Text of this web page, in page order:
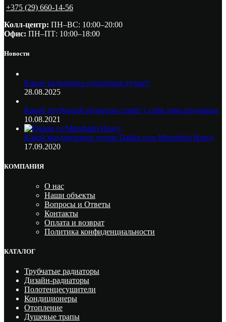
+375 (29) 660-14-56
Колл-центр: ПН–ВС: 10:00–20:00​
Офис: ПН–ПТ: 10:00–18:00
Новости
Какие радиаторы отопления лучше?
28.08.2025
Какой трубчатый радиатор ставят у себя дома продавцы
10.08.2021
Какой кондиционер лучше Daikin или Mitsubishi Heavy
17.09.2020
КОМПАНИЯ
О нас
Наши объекты
Вопросы и Ответы
Контакты
Оплата и возврат
Политика конфиденциальности
КАТАЛОГ
Трубчатые радиаторы
Дизайн-радиаторы
Полотенцесушители
Кондиционеры
Отопление
Душевые трапы